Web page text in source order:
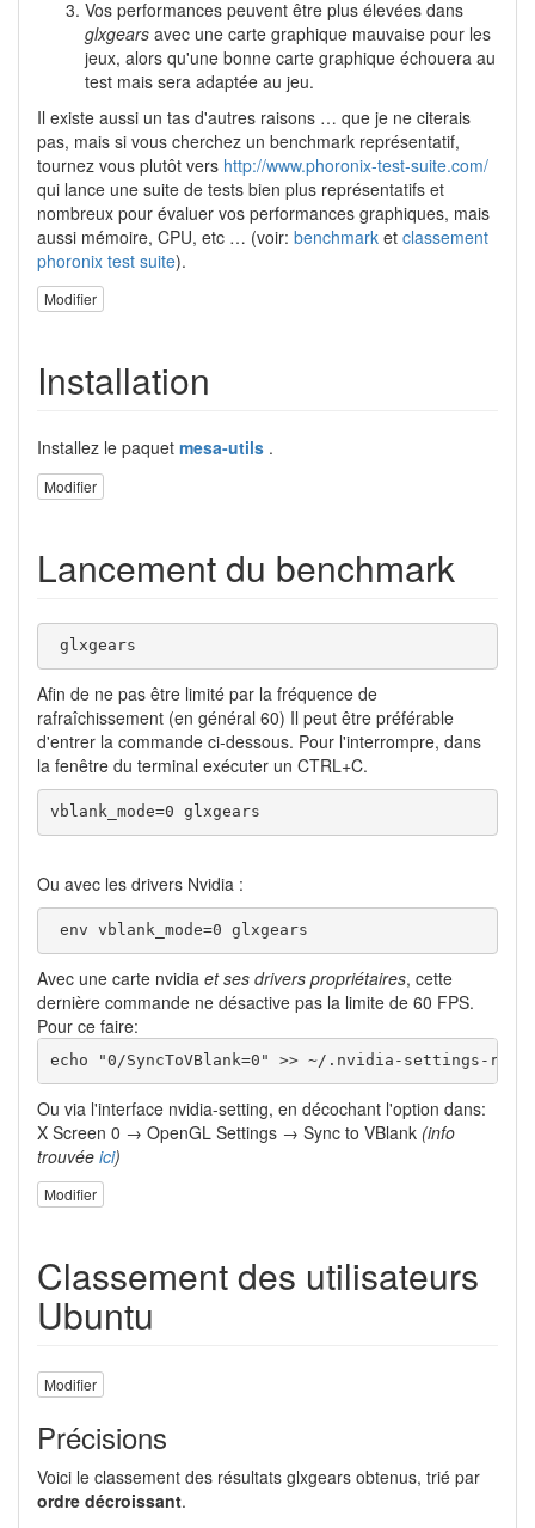
Vos performances peuvent être plus élevées dans
glxgears avec une carte graphique mauvaise pour les
jeux, alors qu'une bonne carte graphique échouera au
test mais sera adaptée au jeu.
Il existe aussi un tas d'autres raisons … que je ne citerais
pas, mais si vous cherchez un benchmark représentatif,
tournez vous plutôt vers http://www.phoronix-test-suite.com/
qui lance une suite de tests bien plus représentatifs et
nombreux pour évaluer vos performances graphiques, mais
aussi mémoire, CPU, etc … (voir: benchmark et classement
phoronix test suite).
Modifier
Installation
Installez le paquet mesa-utils .
Modifier
Lancement du benchmark
glxgears
Afin de ne pas être limité par la fréquence de
rafraîchissement (en général 60) Il peut être préférable
d'entrer la commande ci-dessous. Pour l'interrompre, dans
la fenêtre du terminal exécuter un CTRL+C.
vblank_mode=0 glxgears
Ou avec les drivers Nvidia :
env vblank_mode=0 glxgears
Avec une carte nvidia et ses drivers propriétaires, cette
dernière commande ne désactive pas la limite de 60 FPS.
Pour ce faire:
echo "0/SyncToVBlank=0" >> ~/.nvidia-settings-rc
Ou via l'interface nvidia-setting, en décochant l'option dans:
X Screen 0 → OpenGL Settings → Sync to VBlank (info
trouvée ici)
Modifier
Classement des utilisateurs
Ubuntu
Modifier
Précisions
Voici le classement des résultats glxgears obtenus, trié par
ordre décroissant.